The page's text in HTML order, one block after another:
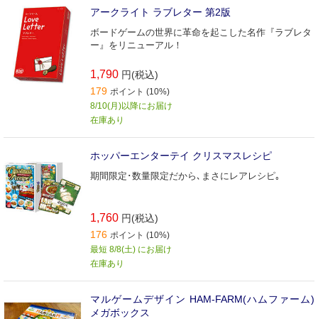
アークライト ラブレター 第2版
ボードゲームの世界に革命を起こした名作『ラブレタ
ー』をリニューアル！
1,790 円(税込)
179 ポイント (10%)
8/10(月)以降にお届け
在庫あり
ホッパーエンターテイ クリスマスレシピ
期間限定･数量限定だから､まさにレアレシピ｡
1,760 円(税込)
176 ポイント (10%)
最短 8/8(土) にお届け
在庫あり
マルゲームデザイン HAM-FARM(ハムファーム)
メガボックス